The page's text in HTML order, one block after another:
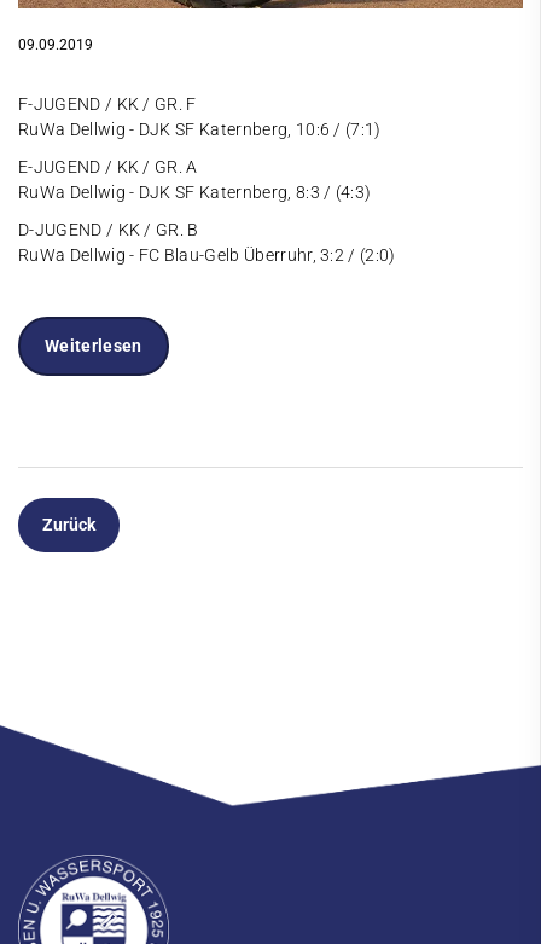
09.09.2019
F-JUGEND / KK / GR. F
RuWa Dellwig - DJK SF Katernberg, 10:6 / (7:1)
E-JUGEND / KK / GR. A
RuWa Dellwig - DJK SF Katernberg, 8:3 / (4:3)
D-JUGEND / KK / GR. B
RuWa Dellwig - FC Blau-Gelb Überruhr, 3:2 / (2:0)
Weiterlesen
Zurück